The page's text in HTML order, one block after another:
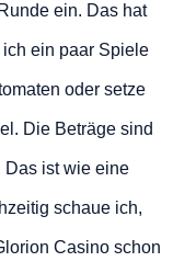
ein. Das hat
ein paar Spiele
oder setze
Die Beträge sind
Das ist wie eine
schaue ich,
Casino schon